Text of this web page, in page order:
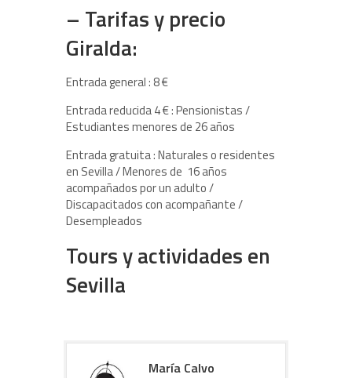
– Tarifas y precio
Giralda:
Entrada general : 8 €
Entrada reducida 4 € : Pensionistas /
Estudiantes menores de 26 años
Entrada gratuita : Naturales o residentes
en Sevilla / Menores de 16 años
acompañados por un adulto /
Discapacitados con acompañante /
Desempleados
Tours y actividades en
Sevilla
María Calvo